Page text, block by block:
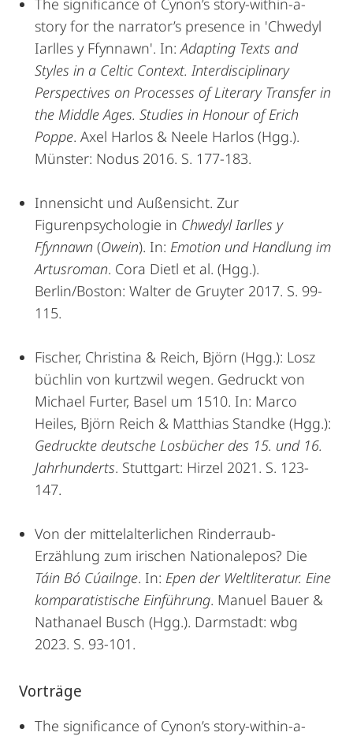
The significance of Cynon’s story-within-a-
story for the narrator’s presence in 'Chwedyl
Iarlles y Ffynnawn'. In:Adapting Texts and
Styles in a Celtic Context. Interdisciplinary
Perspectives on Processes of Literary Transfer in
the Middle Ages. Studies in Honour of Erich
Poppe. Axel Harlos & Neele Harlos (Hgg.).
Münster: Nodus 2016. S. 177-183.
Innensicht und Außensicht. Zur
Figurenpsychologie in Chwedyl Iarlles y
Ffynnawn (Owein). In: Emotion und Handlung im
Artusroman. Cora Dietl et al. (Hgg.).
Berlin/Boston: Walter de Gruyter 2017. S. 99-
115.
Fischer, Christina & Reich, Björn (Hgg.): Losz
büchlin von kurtzwil wegen. Gedruckt von
Michael Furter, Basel um 1510. In: Marco
Heiles, Björn Reich & Matthias Standke (Hgg.):
Gedruckte deutsche Losbücher des 15. und 16.
Jahrhunderts. Stuttgart: Hirzel 2021. S. 123-
147.
Von der mittelalterlichen Rinderraub-
Erzählung zum irischen Nationalepos? Die
Táin Bó Cúailnge. In: Epen der Weltliteratur. Eine
komparatistische Einführung. Manuel Bauer &
Nathanael Busch (Hgg.). Darmstadt: wbg
2023. S. 93-101.
Vorträge
The significance of Cynon’s story-within-a-